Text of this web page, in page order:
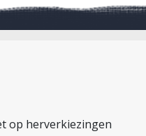
op herverkiezingen